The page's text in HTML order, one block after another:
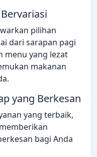
pilihan
dari sarapan pagi
menu yang lezat
makanan
yang Berkesan
yang terbaik,
bagi Anda